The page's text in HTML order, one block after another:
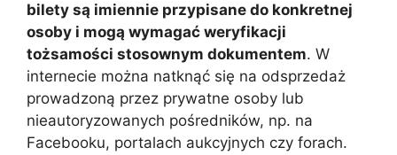
bilety są imiennie przypisane do konkretnej
osoby i mogą wymagać weryfikacji
tożsamości stosownym dokumentem. W
internecie można natknąć się na odsprzedaż
prowadzoną przez prywatne osoby lub
nieautoryzowanych pośredników, np. na
Facebooku, portalach aukcyjnych czy forach.